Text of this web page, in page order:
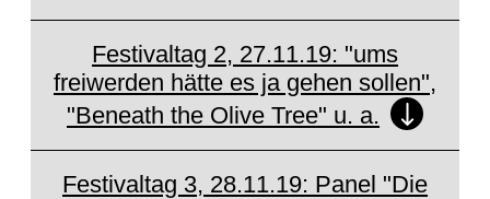
Festivaltag 2, 27.11.19: "ums
freiwerden hätte es ja gehen sollen",
"Beneath the Olive Tree" u. a.
Festivaltag 3, 28.11.19: Panel "Die